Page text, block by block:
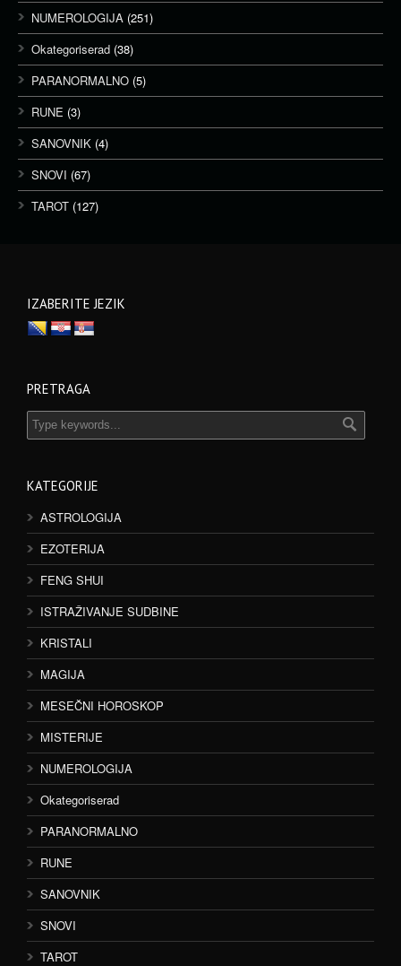
NUMEROLOGIJA (251)
Okategoriserad (38)
PARANORMALNO (5)
RUNE (3)
SANOVNIK (4)
SNOVI (67)
TAROT (127)
IZABERITE JEZIK
PRETRAGA
KATEGORIJE
ASTROLOGIJA
EZOTERIJA
FENG SHUI
ISTRAŽIVANJE SUDBINE
KRISTALI
MAGIJA
MESEČNI HOROSKOP
MISTERIJE
NUMEROLOGIJA
Okategoriserad
PARANORMALNO
RUNE
SANOVNIK
SNOVI
TAROT